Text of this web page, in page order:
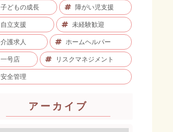
子どもの成長 障がい児支援
自立支援 未経験歓迎
介護求人 ホームヘルパー
一号店 リスクマネジメント
安全管理
アーカイブ